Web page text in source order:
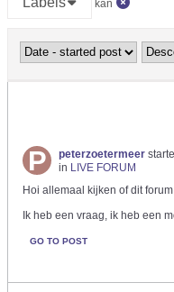
kan
peterzoetermeer
in LIVE FORUM
Hoi allemaal kijken of dit
Ik heb een vraag, ik heb een
GO TO POST